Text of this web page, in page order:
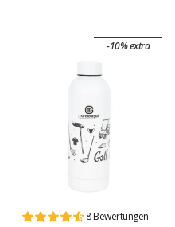
-10% extra
8 Bewertungen